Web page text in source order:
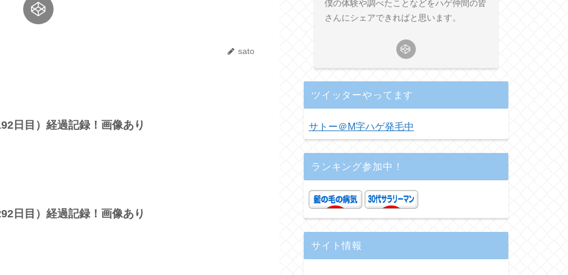
sato
日目）経過記録！画像あり
日目）経過記録！画像あり
僕の体験や調べたことなどをハゲ仲間の皆
さんにシェアできればと思います。
ツイッターやってます
サトー＠M字ハゲ発毛中
ランキング参加中！
サイト情報